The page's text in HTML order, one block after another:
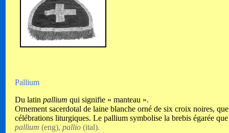
Pallium
Du latin pallium qui signifie « manteau ».
Ornement sacerdotal de laine blanche orné de six croix noires,
célébrations liturgiques. Le pallium symbolise la brebis égarée
pallium (eng), pallio (ital).